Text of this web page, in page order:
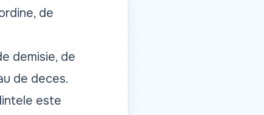
de
demisie, de
de deces.
este